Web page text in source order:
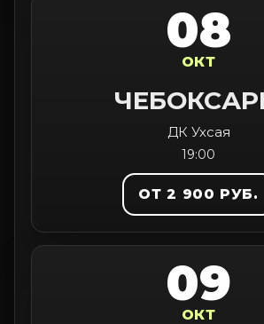
08
ОКТ
ДК Ухсая
19:00
ОТ 2 900 РУБ.
09
ОКТ